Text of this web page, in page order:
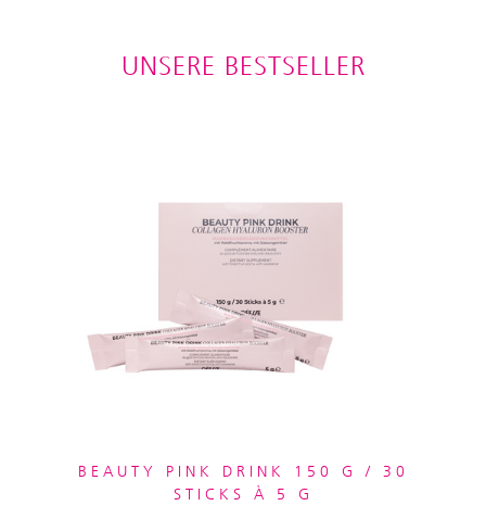
UNSERE BESTSELLER
BEAUTY PINK DRINK 150 G / 30
STICKS À 5 G